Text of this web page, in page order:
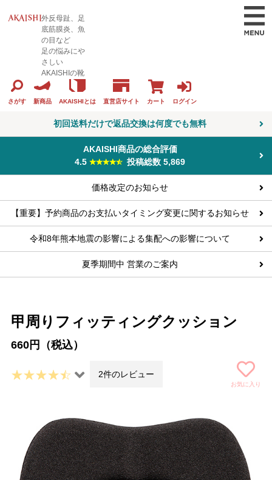
外反母趾、足
底筋膜炎、魚
の目など
足の悩みにや
さしい
AKAISHIの靴
さがす 新商品 AKAISHIとは 直営店サイト カート ログイン
初回送料だけで返品交換は何度でも無料
AKAISHI商品の総合評価
4.5
投稿総数 5,869
価格改定のお知らせ
【重要】予約商品のお支払いタイミング変更に関するお知らせ
令和8年熊本地震の影響による集配への影響について
夏季期間中 営業のご案内
甲周りフィッティングクッション
660円（税込）
2件のレビュー
お気に入り